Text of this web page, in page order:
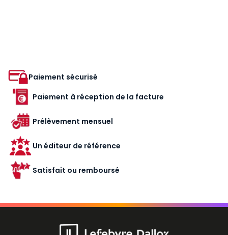
Paiement sécurisé
Paiement à réception de la facture
Prélèvement mensuel
Un éditeur de référence
Satisfait ou remboursé